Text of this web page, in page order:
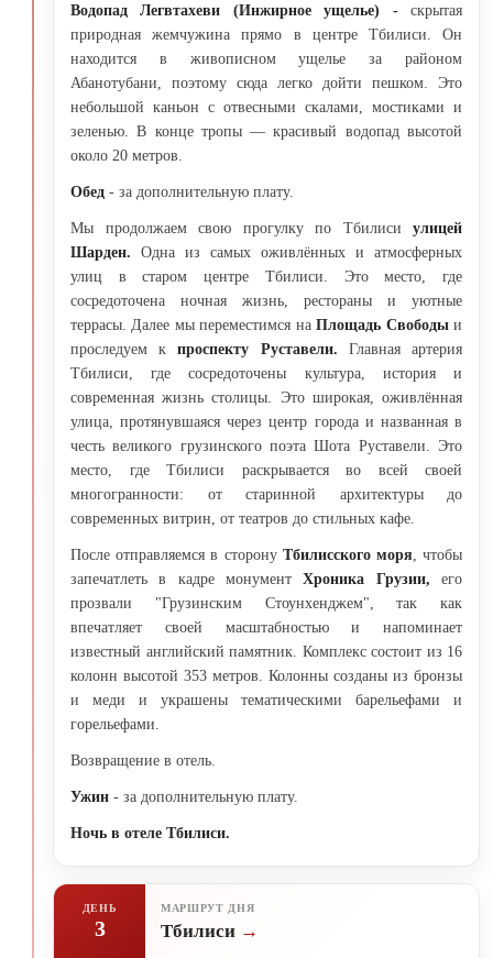
Водопад Легвтахеви (Инжирное ущелье) -скрытая
природная жемчужина прямо в центре Тбилиси. Он
находится в живописном ущелье за районом
Абанотубани, поэтому сюда легко дойти пешком. Это
небольшой каньон с отвесными скалами, мостиками и
зеленью. В конце тропы — красивый водопад высотой
около 20 метров.
Обед - за дополнительную плату.
Мы продолжаем свою прогулку по Тбилиси улицей
Шарден. Одна из самых оживлённых и атмосферных
улиц в старом центре Тбилиси. Это место, где
сосредоточена ночная жизнь, рестораны и уютные
террасы. Далее мы переместимся наПлощадь Свободыи
проследуем кпроспекту Руставели. Главная
артерия
Тбилиси, где сосредоточены культура, история и
современная жизнь столицы. Это широкая, оживлённая
улица, протянувшаяся через центр города и названная в
честь великого грузинского поэта Шота Руставели. Это
место, где Тбилиси раскрывается во всей своей
многогранности: от старинной архитектуры до
современных витрин, от театров до стильных кафе.
После отправляемся в сторону Тбилисского моря , чтобы
запечатлеть в кадре монументХроника Грузии,его
прозвали "Грузинским Стоунхенджем", так как
впечатляет своей масштабностью и напоминает
известный английский памятник. Комплекс состоит из 16
колонн высотой 353 метров. Колонны созданы из бронзы
и меди и украшены тематическими барельефами и
горельефами.
Возвращение в отель.
Ужин - за дополнительную плату.
Ночь в отеле Тбилиси.
ДЕНЬ
3
МАРШРУТ ДНЯ
Тбилиси